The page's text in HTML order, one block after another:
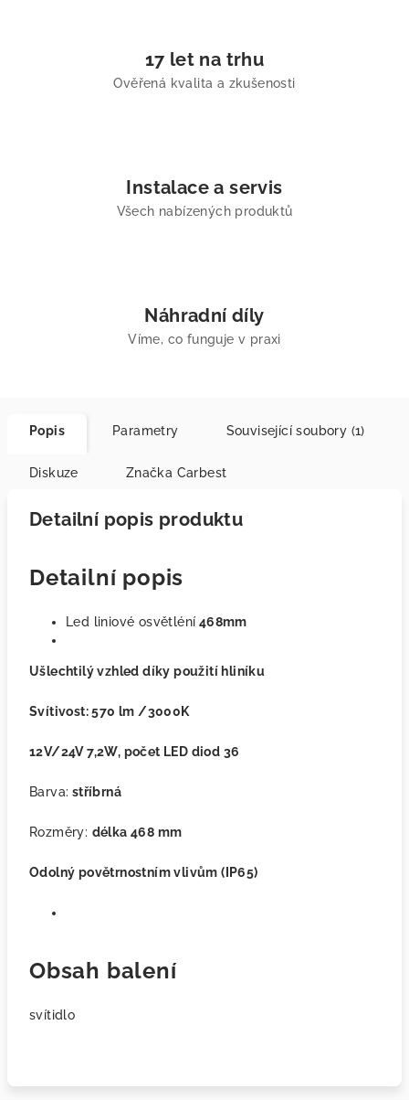
17 let na trhu
Ověřená kvalita a zkušenosti
Instalace a servis
Všech nabízených produktů
Náhradní díly
Víme, co funguje v praxi
Popis Parametry Související soubory (1)
Diskuze Značka Carbest
Detailní popis produktu
Detailní popis
Led liniové osvětléní 468mm
Ušlechtilý vzhled díky použití hliníku
Svítivost: 570 lm /3000K
12V/24V 7,2W, počet LED diod 36
Barva: stříbrná
Rozměry: délka 468 mm
Odolný povětrnostním vlivům (IP65)
Obsah balení
svítidlo